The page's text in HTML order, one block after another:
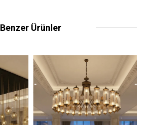
Benzer Ürünler